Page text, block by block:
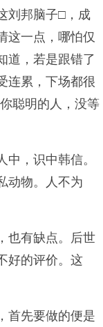
刘邦脑子□，成
这一点，哪怕仅
道，若是跟错了
连累，下场都很
聪明的人，没等
，识中韩信。
动物。人不为
有缺点。后世
好的评价。这
先要做的便是